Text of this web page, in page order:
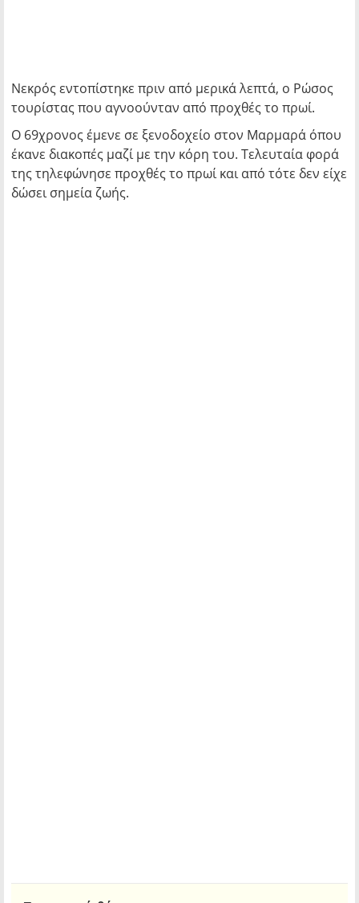
Νεκρός εντοπίστηκε πριν από μερικά λεπτά, ο Ρώσος
τουρίστας που αγνοούνταν από προχθές το πρωί.
Ο 69χρονος έμενε σε ξενοδοχείο στον Μαρμαρά όπου
έκανε διακοπές μαζί με την κόρη του. Τελευταία φορά
της τηλεφώνησε προχθές το πρωί και από τότε δεν είχε
δώσει σημεία ζωής.